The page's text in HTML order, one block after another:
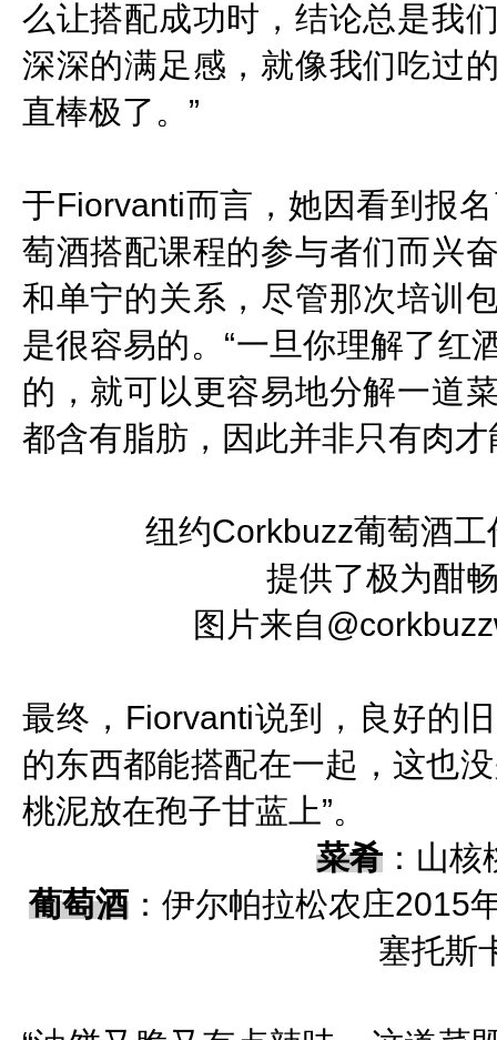
么让搭配成功时，结论总是我
深深的满足感，就像我们吃过
直棒极了。”
于Fiorvanti而言，她因看到报
萄酒搭配课程的参与者们而兴
和单宁的关系，尽管那次培训
是很容易的。“一旦你理解了红
的，就可以更容易地分解一道
都含有脂肪，因此并非只有肉才
纽约Corkbuzz葡萄酒
提供了极为酣
图片来自
最终，Fiorvanti说到，良好的
的东西都能搭配在一起，这也
桃泥放在孢子甘蓝上”。
菜肴 ：山
葡萄酒 ：伊尔帕拉松农庄2015
塞托斯